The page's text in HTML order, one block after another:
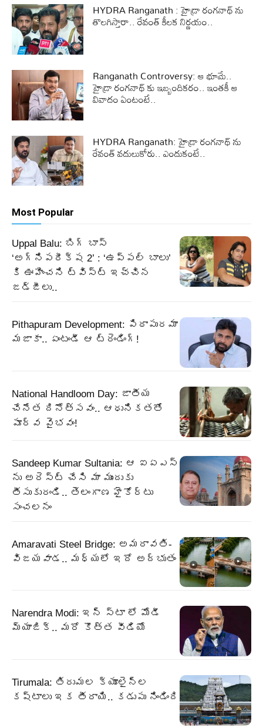
HYDRA Ranganath : హైడ్రా రంగనాథ్ ను
తొలగిస్తారా.. రేవంత్ కీలక నిర్ణయం..
Ranganath Controversy: ఆ భూమే..
హైడ్రా రంగనాథ్ కు ఇబ్బందికరం.. ఇంతకీ ఆ
వివాదం ఏంటంటే..
HYDRA Ranganath: హైడ్రా రంగనాథ్ ను
రేవంత్ వదులుకోరు.. ఎందుకంటే..
Most Popular
Uppal Balu: బిగ్ బాస్
‘అగ్నిపరీక్ష 2’ : ‘ఉప్పల్ బాలు’
కి ఊహించని ట్విస్ట్ ఇచ్చిన
జడ్జీలు..
Pithapuram Development: పిఠాపురమా
మజాకా.. ఏంటండీ ఆ ట్రెండింగ్!
National Handloom Day: జాతీయ
చేనేత దినోత్సవం.. ఆధునికతతో
పూర్వ వైభవం!
Sandeep Kumar Sultania: ఆ ఐఏఎస్
ను అరెస్ట్ చేసి మా ముందుకు
తీసుకురండి.. తెలంగాణ హైకోర్టు
సంచలనం
Amaravati Steel Bridge: అమరావతి-
విజయవాడ.. మధ్యలో ఇదో అద్భుతం
Narendra Modi: ఇన్ స్టా లో మోడీ
మ్యాజిక్.. మరో కొత్త వీడియో
Tirumala: తిరుమల క్యూలైన్ల
కష్టాలు ఇక తీరాయి.. కడుపు నిండింది